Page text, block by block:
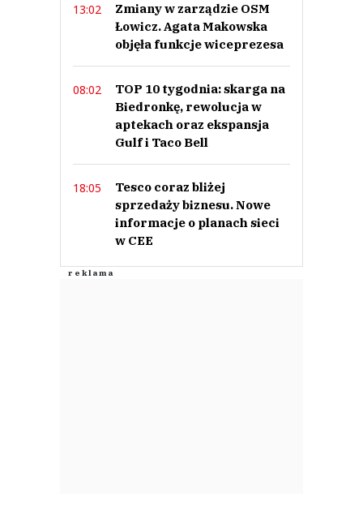
13:02
Zmiany w zarządzie OSM
Łowicz. Agata Makowska
objęła funkcje wiceprezesa
08:02
TOP 10 tygodnia: skarga na
Biedronkę, rewolucja w
aptekach oraz ekspansja
Gulf i Taco Bell
18:05
Tesco coraz bliżej
sprzedaży biznesu. Nowe
informacje o planach sieci
w CEE